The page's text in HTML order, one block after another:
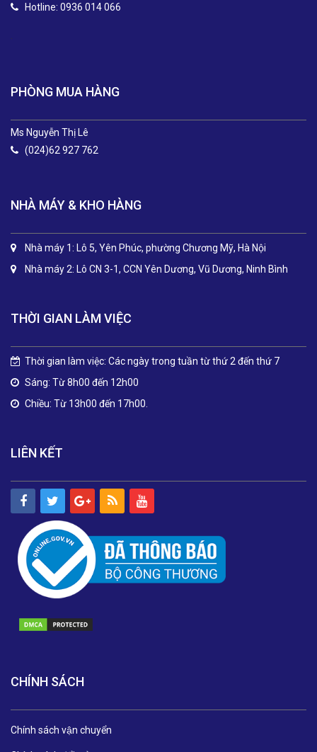
Hotline: 0936 014 066
PHÒNG MUA HÀNG
Ms Nguyễn Thị Lê
(024)62 927 762
NHÀ MÁY & KHO HÀNG
Nhà máy 1: Lô 5, Yên Phúc, phường Chương Mỹ, Hà Nội
Nhà máy 2: Lô CN 3-1, CCN Yên Dương, Vũ Dương, Ninh Bình
THỜI GIAN LÀM VIỆC
Thời gian làm việc: Các ngày trong tuần từ thứ 2 đến thứ 7
Sáng: Từ 8h00 đến 12h00
Chiều: Từ 13h00 đến 17h00.
LIÊN KẾT
CHÍNH SÁCH
Chính sách vận chuyển